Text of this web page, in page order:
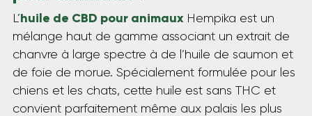
L’huile de CBD pour animauxHempika est un
mélange haut de gamme associant un extrait de
chanvre à large spectre à de l’huile de saumon et
de foie de morue. Spécialement formulée pour les
chiens et les chats, cette huile est sans THC et
convient parfaitement même aux palais les plus